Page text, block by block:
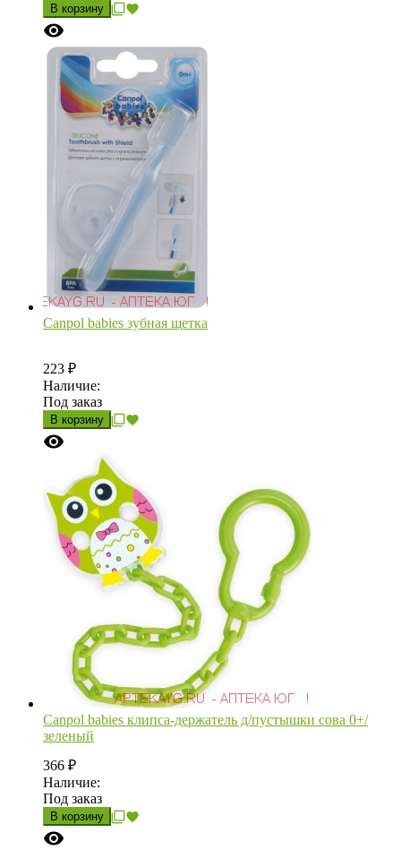
В корзину
Canpol babies зубная щетка
223 ₽
Наличие:
Под заказ
В корзину
Canpol babies клипса-держатель д/пустышки сова 0+/
зеленый
366 ₽
Наличие:
Под заказ
В корзину